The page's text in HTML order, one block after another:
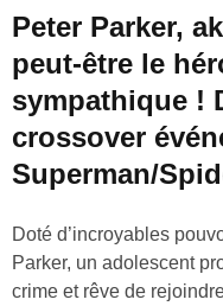
Peter Parker,
peut-être le
sympathique !
crossover
Superman/
Doté d’incroyables
Parker, un adolescent
crime et rêve de